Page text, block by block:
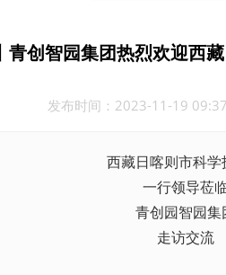
青创智园集团热烈欢迎西
发布时间：2023-11-19
西藏日喀则市科学
一行领导莅
青创园智园集
走访交流